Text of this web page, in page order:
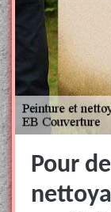
Pour